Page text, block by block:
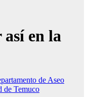
así en la
de Aseo
de Temuco